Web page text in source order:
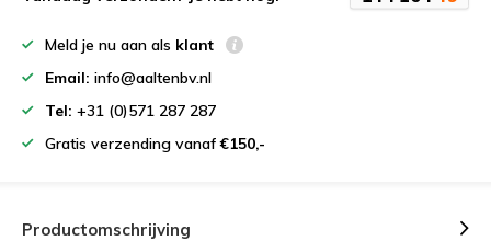
Meld je nu aan als klant
Email: info@aaltenbv.nl
Tel: +31 (0)571 287 287
Gratis verzending vanaf€150,-
Productomschrijving